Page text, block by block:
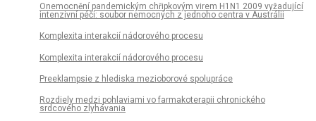
Onemocnění pandemickým chřipkovým virem H1N1 2009 vyžadující
intenzivní péči: soubor nemocných z jednoho centra v Austrálii
Komplexita interakcií nádorového procesu
Komplexita interakcií nádorového procesu
Preeklampsie z hlediska mezioborové spolupráce
Rozdiely medzi pohlaviami vo farmakoterapii chronického
srdcového zlyhávania